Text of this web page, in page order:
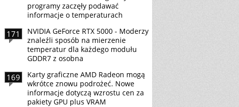
programy zaczęły podawać
informacje o temperaturach
171
NVIDIA GeForce RTX 5000 - Moderzy
znaleźli sposób na mierzenie
temperatur dla każdego modułu
GDDR7 z osobna
169
Karty graficzne AMD Radeon mogą
wkrótce znowu podrożeć. Nowe
informacje dotyczą wzrostu cen za
pakiety GPU plus VRAM